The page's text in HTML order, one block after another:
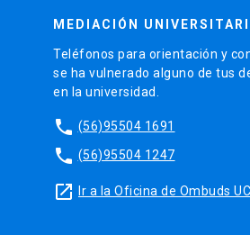
MEDIACIÓN
Teléfonos para orientación y
se ha vulnerado alguno de tus
en la universidad.
phone (56)95504 1691
phone (56)95504 1247
launch Ir a la Oficina de Ombuds UC